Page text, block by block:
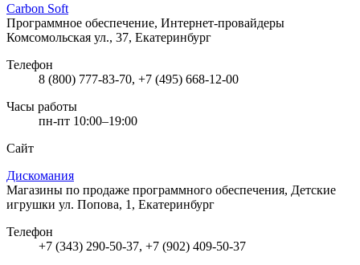
Carbon Soft
Программное обеспечение, Интернет-провайдеры
Комсомольская ул., 37, Екатеринбург
Телефон
8 (800) 777-83-70, +7 (495) 668-12-00
Часы работы
пн-пт 10:00–19:00
Сайт
Дискомания
Магазины по продаже программного обеспечения, Детские
игрушки ул. Попова, 1, Екатеринбург
Телефон
+7 (343) 290-50-37, +7 (902) 409-50-37